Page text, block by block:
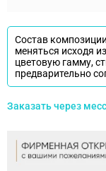
Состав
меняться исходя
цветовую гамму,
предварительно
Заказать через